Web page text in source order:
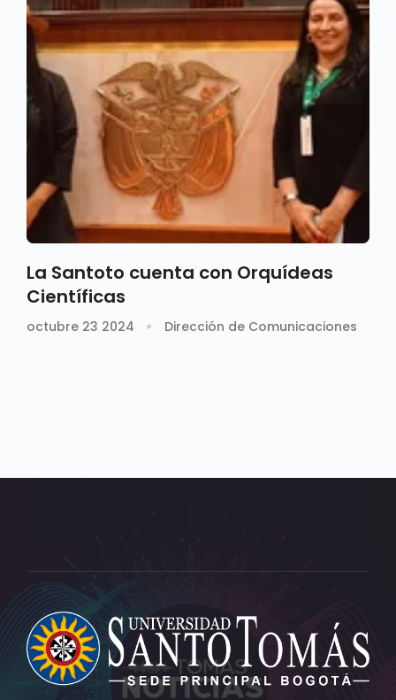
La Santoto cuenta con Orquídeas
Científicas
octubre 23 2024 Dirección de Comunicaciones